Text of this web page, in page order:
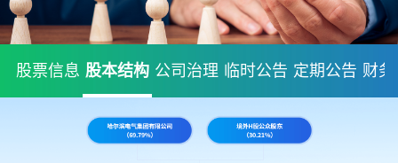
股票信息 股本结构 公司治理 临时公告 定期公告 财